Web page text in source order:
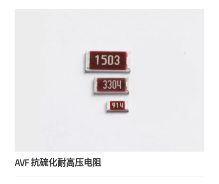
AVF 抗硫化耐高压电阻